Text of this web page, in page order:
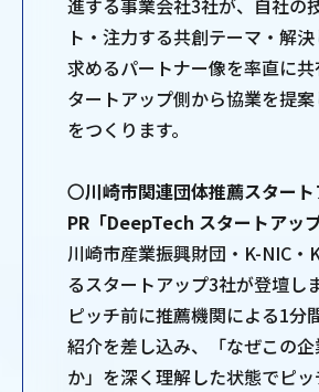
進する事業会社3社が、自社の
ト・注力する共創テーマ・解決
求めるパートナー像を率直に
タートアップ側から協業を提
をつくります。
〇川崎市関連団体推薦スター
PR「DeepTech スタートアッ
川崎市産業振興財団・K-NIC・
るスタートアップ3社が登壇し
ピッチ前に推薦機関による1分
紹介を差し込み、「なぜこの
か」を深く理解した状態でピ